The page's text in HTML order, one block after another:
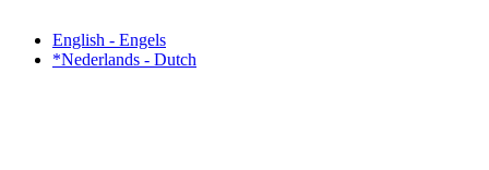
English - Engels
*Nederlands - Dutch